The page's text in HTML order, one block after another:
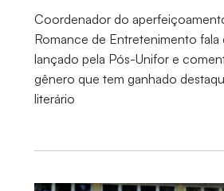
Coordenador do
Romance de Entretenimento
lançado pela Pós-Unifor e
gênero que tem ganhado
literário